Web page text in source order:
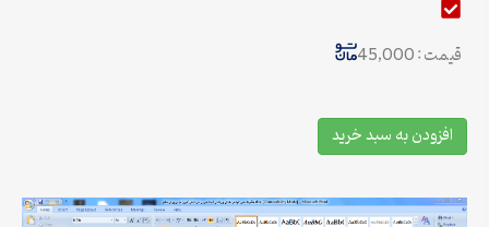
قیمت : 45,000
افزودن به سبد خرید